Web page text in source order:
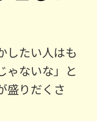
したい人はも
ゃないな」と
盛りだくさ